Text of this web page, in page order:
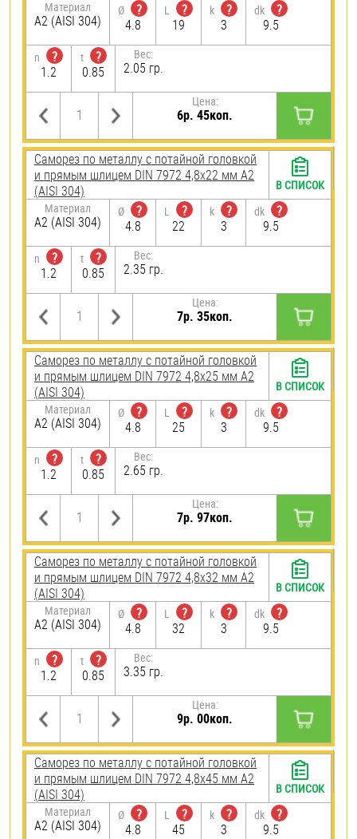
Материал
А2 (AISI 304)
Ø
?
4.8
L
?
19
k
?
3
dk
?
9.5
n
?
1.2
t
?
0.85
Вес:
2.05 гр.
Цена:
6р. 45коп.
Саморез по металлу с потайной головкой
и прямым шлицем DIN 7972 4,8х22 мм А2
(AISI 304)
Материал
А2 (AISI 304)
Ø
?
4.8
L
?
22
k
?
3
dk
?
9.5
n
?
1.2
t
?
0.85
Вес:
2.35 гр.
Цена:
7р. 35коп.
В СПИСОК
Саморез по металлу с потайной головкой
и прямым шлицем DIN 7972 4,8х25 мм А2
(AISI 304)
Материал
А2 (AISI 304)
Ø
?
4.8
L
?
25
k
?
3
dk
?
9.5
n
?
1.2
t
?
0.85
Вес:
2.65 гр.
Цена:
7р. 97коп.
В СПИСОК
Саморез по металлу с потайной головкой
и прямым шлицем DIN 7972 4,8х32 мм А2
(AISI 304)
Материал
А2 (AISI 304)
Ø
?
4.8
L
?
32
k
?
3
dk
?
9.5
n
?
1.2
t
?
0.85
Вес:
3.35 гр.
Цена:
9р. 00коп.
В СПИСОК
Саморез по металлу с потайной головкой
и прямым шлицем DIN 7972 4,8х45 мм А2
(AISI 304)
Материал
А2 (AISI 304)
Ø
?
4.8
L
?
45
k
?
3
dk
?
9.5
В СПИСОК